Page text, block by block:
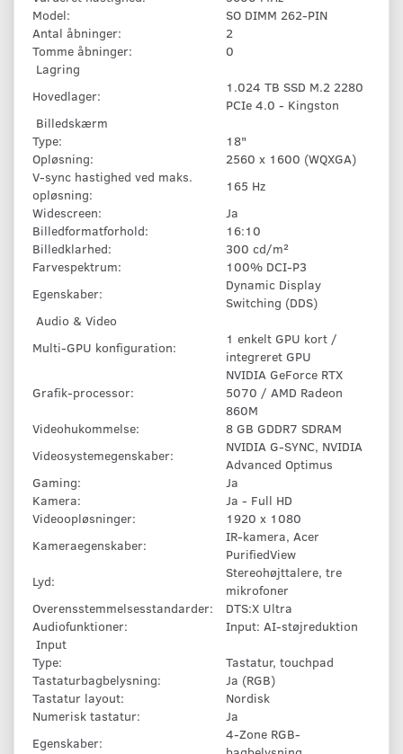
Model:
SO DIMM 262-PIN
Antal åbninger:
2
Tomme åbninger:
0
Lagring
Hovedlager:
1.024 TB SSD M.2 2280
PCIe 4.0 - Kingston
Billedskærm
Type:
18"
Opløsning:
2560 x 1600 (WQXGA)
V-sync hastighed ved maks.
opløsning:
165 Hz
Widescreen:
Ja
Billedformatforhold:
16:10
Billedklarhed:
300 cd/m²
Farvespektrum:
100% DCI-P3
Egenskaber:
Dynamic Display
Switching (DDS)
Audio & Video
Multi-GPU konfiguration:
1 enkelt GPU kort /
integreret GPU
Grafik-processor:
NVIDIA GeForce RTX
5070 / AMD Radeon
860M
Videohukommelse:
8 GB GDDR7 SDRAM
Videosystemegenskaber:
NVIDIA G-SYNC, NVIDIA
Advanced Optimus
Gaming:
Ja
Kamera:
Ja - Full HD
Videoopløsninger:
1920 x 1080
Kameraegenskaber:
IR-kamera, Acer
PurifiedView
Lyd:
Stereohøjttalere, tre
mikrofoner
Overensstemmelsesstandarder:
DTS:X Ultra
Audiofunktioner:
Input: AI-støjreduktion
Input
Type:
Tastatur, touchpad
Tastaturbagbelysning:
Ja (RGB)
Tastatur layout:
Nordisk
Numerisk tastatur:
Ja
Egenskaber:
4-Zone RGB-